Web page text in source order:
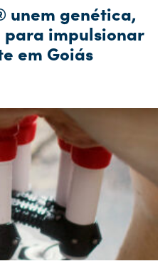
unem genética,
impulsionar
em Goiás